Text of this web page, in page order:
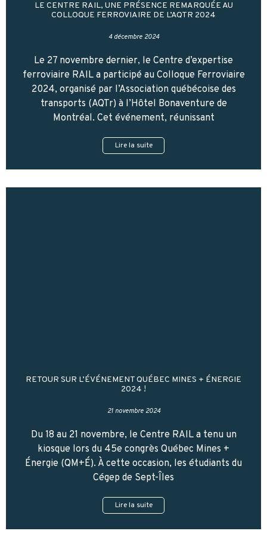
LE CENTRE RAIL, UNE PRÉSENCE REMARQUÉE AU
COLLOQUE FERROVIAIRE DE L’AQTR 2024
4 décembre 2024
Le 27 novembre dernier, le Centre d’expertise
ferroviaire RAIL a participé au Colloque Ferroviaire
2024, organisé par l’Association québécoise des
transports (AQTr) à l’Hôtel Bonaventure de
Montréal. Cet événement, réunissant
Lire la suite
RETOUR SUR L’ÉVÉNEMENT QUÉBEC MINES + ÉNERGIE
2024 !
21 novembre 2024
Du 18 au 21 novembre, le Centre RAIL a tenu un
kiosque lors du 45e congrès Québec Mines +
Énergie (QM+É). À cette occasion, les étudiants du
Cégep de Sept-Îles
Lire la suite